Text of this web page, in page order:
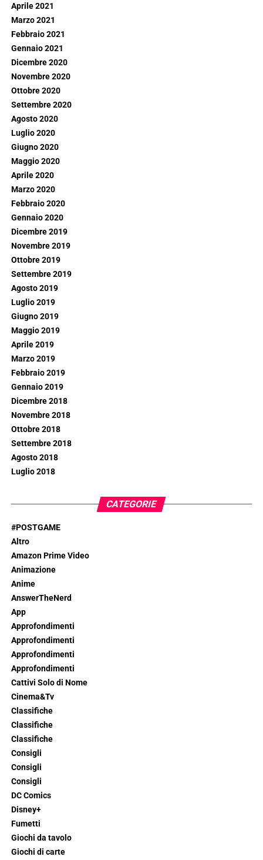
Aprile 2021
Marzo 2021
Febbraio 2021
Gennaio 2021
Dicembre 2020
Novembre 2020
Ottobre 2020
Settembre 2020
Agosto 2020
Luglio 2020
Giugno 2020
Maggio 2020
Aprile 2020
Marzo 2020
Febbraio 2020
Gennaio 2020
Dicembre 2019
Novembre 2019
Ottobre 2019
Settembre 2019
Agosto 2019
Luglio 2019
Giugno 2019
Maggio 2019
Aprile 2019
Marzo 2019
Febbraio 2019
Gennaio 2019
Dicembre 2018
Novembre 2018
Ottobre 2018
Settembre 2018
Agosto 2018
Luglio 2018
CATEGORIE
#POSTGAME
Altro
Amazon Prime Video
Animazione
Anime
AnswerTheNerd
App
Approfondimenti
Approfondimenti
Approfondimenti
Approfondimenti
Cattivi Solo di Nome
Cinema&Tv
Classifiche
Classifiche
Classifiche
Consigli
Consigli
Consigli
DC Comics
Disney+
Fumetti
Giochi da tavolo
Giochi di carte